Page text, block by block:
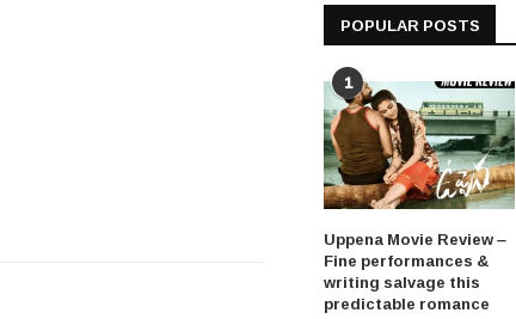
POPULAR POSTS
1
Uppena Movie Review –
Fine performances &
writing salvage this
predictable romance